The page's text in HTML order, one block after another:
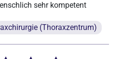
sehr kompetent
(Thoraxzentrum)